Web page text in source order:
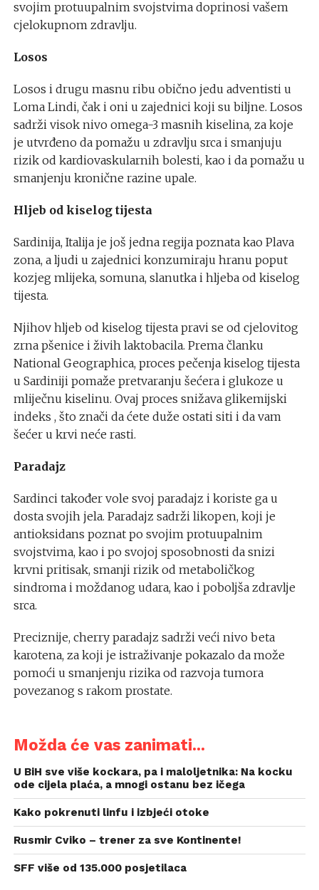
svojim protuupalnim svojstvima doprinosi vašem
cjelokupnom zdravlju.
Losos
Losos i drugu masnu ribu obično jedu adventisti u
Loma Lindi, čak i oni u zajednici koji su biljne. Losos
sadrži visok nivo omega-3 masnih kiselina, za koje
je utvrđeno da pomažu u zdravlju srca i smanjuju
rizik od kardiovaskularnih bolesti, kao i da pomažu u
smanjenju kronične razine upale.
Hljeb od kiselog tijesta
Sardinija, Italija je još jedna regija poznata kao Plava
zona, a ljudi u zajednici konzumiraju hranu poput
kozjeg mlijeka, somuna, slanutka i hljeba od kiselog
tijesta.
Njihov hljeb od kiselog tijesta pravi se od cjelovitog
zrna pšenice i živih laktobacila. Prema članku
National Geographica, proces pečenja kiselog tijesta
u Sardiniji pomaže pretvaranju šećera i glukoze u
mliječnu kiselinu. Ovaj proces snižava glikemijski
indeks , što znači da ćete duže ostati siti i da vam
šećer u krvi neće rasti.
Paradajz
Sardinci također vole svoj paradajz i koriste ga u
dosta svojih jela. Paradajz sadrži likopen, koji je
antioksidans poznat po svojim protuupalnim
svojstvima, kao i po svojoj sposobnosti da snizi
krvni pritisak, smanji rizik od metaboličkog
sindroma i moždanog udara, kao i poboljša zdravlje
srca.
Preciznije, cherry paradajz sadrži veći nivo beta
karotena, za koji je istraživanje pokazalo da može
pomoći u smanjenju rizika od razvoja tumora
povezanog s rakom prostate.
Možda će vas zanimati...
U BiH sve više kockara, pa i maloljetnika: Na kocku
ode cijela plaća, a mnogi ostanu bez ičega
Kako pokrenuti linfu i izbjeći otoke
Rusmir Cviko – trener za sve Kontinente!
SFF više od 135.000 posjetilaca